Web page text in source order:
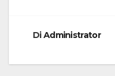
DiAdministrator